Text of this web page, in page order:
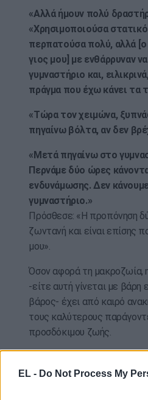
EL - Do Not Process My
«Αλλά ήμουν πολύ
«Χρησιμοποιούσα
περπατούσα πολύ, αλλά
γιος μου] με ενθάρρυναν
γυμναστήριο και,
πράγμα που έχω κάνει τα
«Τώρα τον χειμώνα,
πηγαίνω βόλτα, αν δεν
«Μετά πηγαίνω στο
Περνάμε δύο ώρες
ενδυνάμωσης. Δεν
γυμναστήριο.»
Πρόσθεσε: «Η προπόνηση
ζωντανή και είναι επίσης
μου».
Όσον αφορά τη μακροζωία,
-είτε αυτή γίνεται με
βάρος- έχει από καιρό
τους καλύτερους
προσδόκιμου ζωής.
ειδικά στα πόδια –